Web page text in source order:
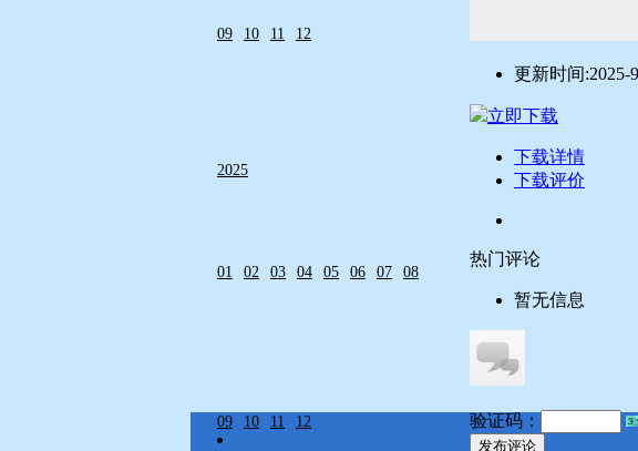
09 10 11 12
2025
01 02 03 04 05 06 07 08
09 10 11 12
更新时间:2025-
立即下载
下载详情
下载评价
热门评论
暂无信息
验证码：
发布评论